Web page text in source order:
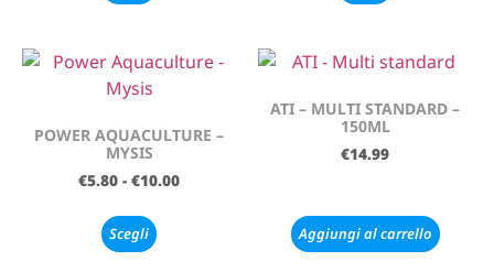
POWER AQUACULTURE –
MYSIS
€5.80 - €10.00
Scegli
ATI – MULTI STANDARD –
150ML
€14.99
Aggiungi al carrello